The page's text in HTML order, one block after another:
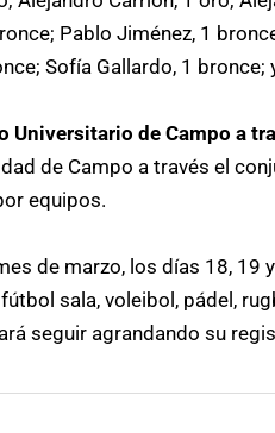
Pablo Jiménez, 1
Sofía Gallardo, 1
Universitario de Campo a
de Campo a través el
equipos.
de marzo, los días 18, 19
sala, voleibol, pádel,
seguir agrandando su